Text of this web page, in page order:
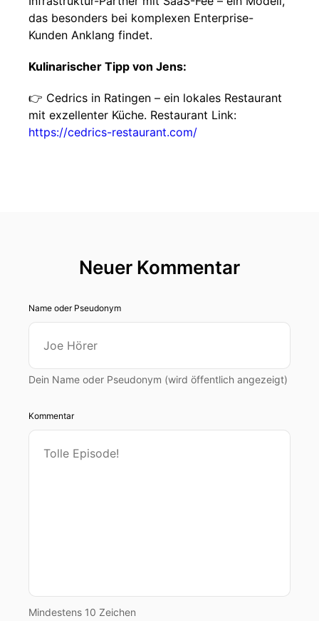
das besonders bei komplexen Enterprise-
Kunden Anklang findet.
Kulinarischer Tipp von Jens:
👉 Cedrics in Ratingen – ein lokales Restaurant
mit exzellenter Küche. Restaurant Link:
https://cedrics-restaurant.com/
Neuer Kommentar
Name oder Pseudonym
Dein Name oder Pseudonym (wird öffentlich angezeigt)
Kommentar
Mindestens 10 Zeichen